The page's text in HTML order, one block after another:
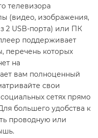
телевизора
(видео, изображения,
2 USB-порта) или ПК
поддерживает
перечень которых
на
вам полноценный
свои
сетях прямо
большего удобства к
проводную или